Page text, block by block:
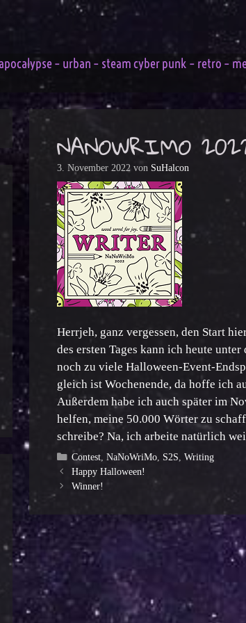
– urban – steam cyber punk – retro –
NANOWRIMO
3. November 2022 von SuHalcon
Herrjeh, ganz vergessen, den Start
des ersten Tages kann ich heute
noch zu viele Halloween-Event-
gleich ist Wochenende, da hoffe ich
Außerdem habe ich auch später im
helfen, meine 50.000 Wörter zu
schreibe? Na, ich arbeite natürlich
Kategorien
Contest ,NaNoWriMo S2S ,Writing
Happy Halloween!
Winner!